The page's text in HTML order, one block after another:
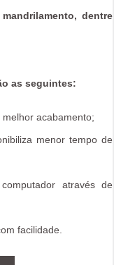
dentre
as seguintes:
acabamento;
menor tempo de
através de
facilidade.